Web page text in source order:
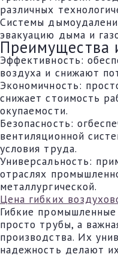
различных
Системы
эвакуацию дыма и
Преимущества
Эффективность:
воздуха и снижают
Экономичность:
снижает стоимость
окупаемости.
Безопасность:
вентиляционной
условия труда.
Универсальность:
отраслях
металлургической.
Цена гибких
Гибкие
просто трубы, а
производства. Их
надежность делают